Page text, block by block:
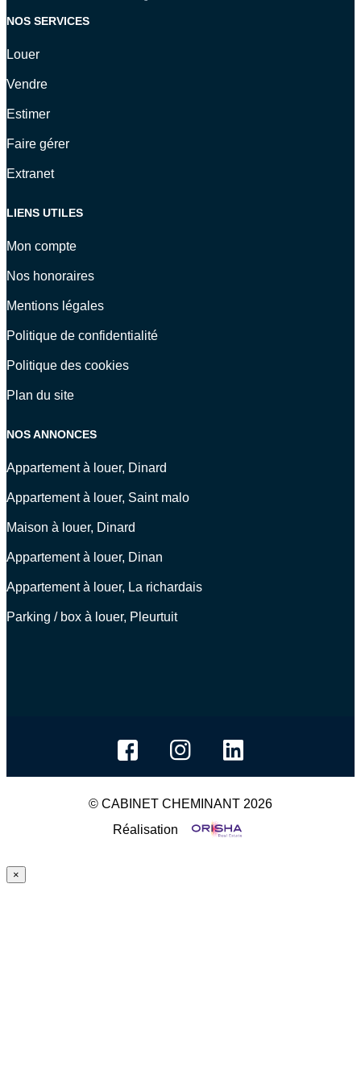
NOS SERVICES
Louer
Vendre
Estimer
Faire gérer
Extranet
LIENS UTILES
Mon compte
Nos honoraires
Mentions légales
Politique de confidentialité
Politique des cookies
Plan du site
NOS ANNONCES
Appartement à louer, Dinard
Appartement à louer, Saint malo
Maison à louer, Dinard
Appartement à louer, Dinan
Appartement à louer, La richardais
Parking / box à louer, Pleurtuit
© CABINET CHEMINANT 2026
Réalisation
×